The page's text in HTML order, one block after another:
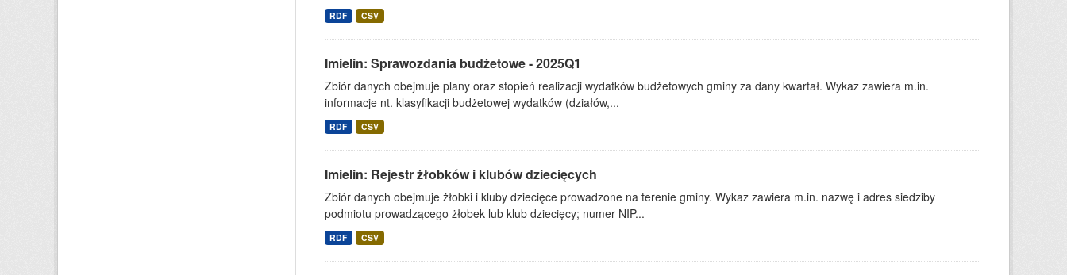
RDF CSV
Imielin: Sprawozdania budżetowe - 2025Q1
Zbiór danych obejmuje plany oraz stopień realizacji wydatków budżetowych gminy za dany kwartał. Wykaz zawiera m.in.
informacje nt. klasyfikacji budżetowej wydatków (działów,...
RDF CSV
Imielin: Rejestr żłobków i klubów dziecięcych
Zbiór danych obejmuje żłobki i kluby dziecięce prowadzone na terenie gminy. Wykaz zawiera m.in. nazwę i adres siedziby
podmiotu prowadzącego żłobek lub klub dziecięcy; numer NIP...
RDF CSV